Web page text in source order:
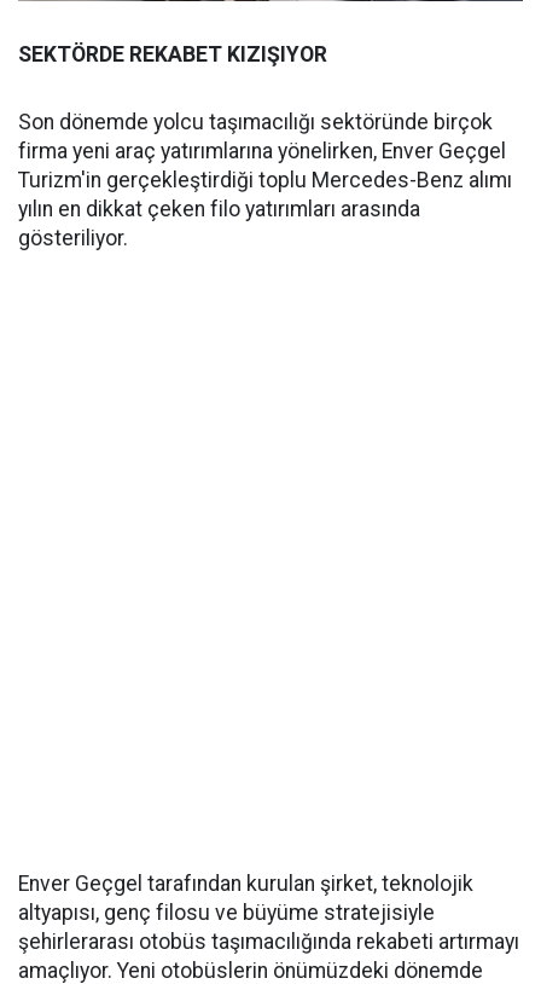
SEKTÖRDE REKABET KIZIŞIYOR
Son dönemde yolcu taşımacılığı sektöründe birçok
firma yeni araç yatırımlarına yönelirken, Enver Geçgel
Turizm'in gerçekleştirdiği toplu Mercedes-Benz alımı
yılın en dikkat çeken filo yatırımları arasında
gösteriliyor.
Enver Geçgel tarafından kurulan şirket, teknolojik
altyapısı, genç filosu ve büyüme stratejisiyle
şehirlerarası otobüs taşımacılığında rekabeti artırmayı
amaçlıyor. Yeni otobüslerin önümüzdeki dönemde